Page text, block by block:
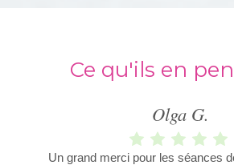
Ce qu'ils en
Céline K.
J'ai eu l'opportunité (on pourrait
Olga G.
Un grand merci pour les séances
Par Rimma
C’est formidable! MILTA thérapie
JD
Ne pas hésiter à franchir la porte
Catherine
Très bon accueil, très